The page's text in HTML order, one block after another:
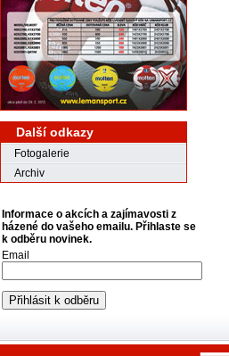
Další odkazy
Fotogalerie
Archiv
Informace o akcích a zajímavosti z
házené do vašeho emailu. Přihlaste se
k odběru novinek.
Email